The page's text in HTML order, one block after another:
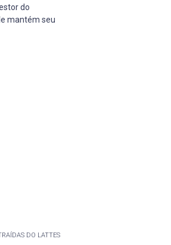
do
mantém seu
DO LATTES